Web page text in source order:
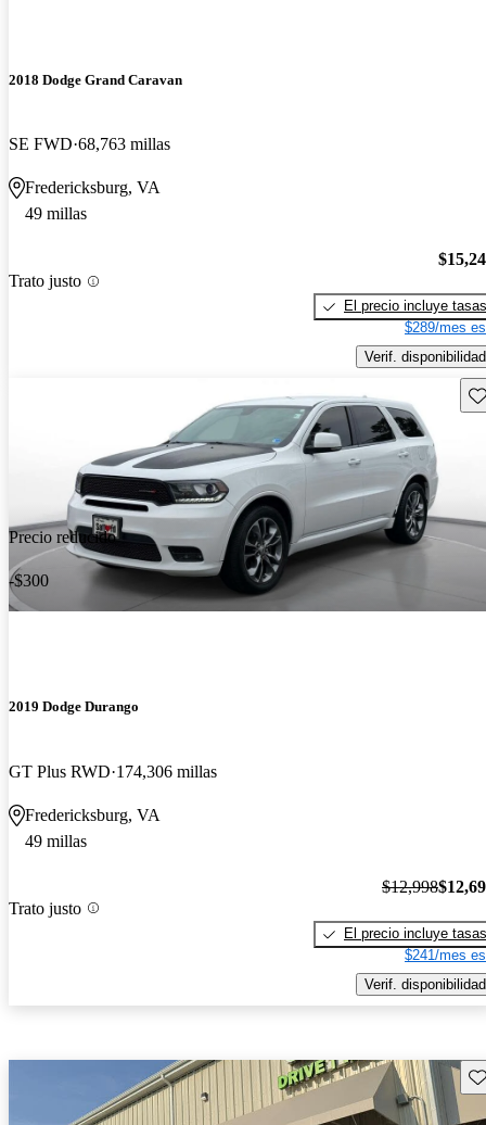
2018 Dodge Grand Caravan
SE FWD 68,763 millas
Fredericksburg, VA
49 millas
Trato justo
El precio incluye tasas
$289/mes
Verif. disponibilidad
Precio reducido
-$300
2019 Dodge Durango
GT Plus RWD 174,306 millas
Fredericksburg, VA
49 millas
Trato justo
$12,998
El precio incluye tasas
$241/mes
Verif. disponibilidad